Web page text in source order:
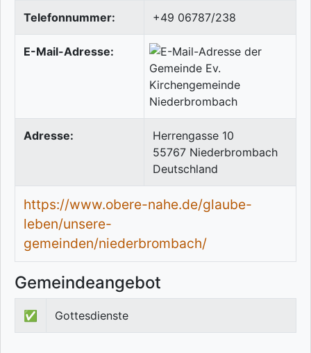
Telefonnummer: +49 06787/238
E-Mail-Adresse:
Adresse:
Herrengasse 10
55767 Niederbrombach
Deutschland
https://www.obere-nahe.de/glaube-
leben/unsere-
gemeinden/niederbrombach/
Gemeindeangebot
✅ Gottesdienste